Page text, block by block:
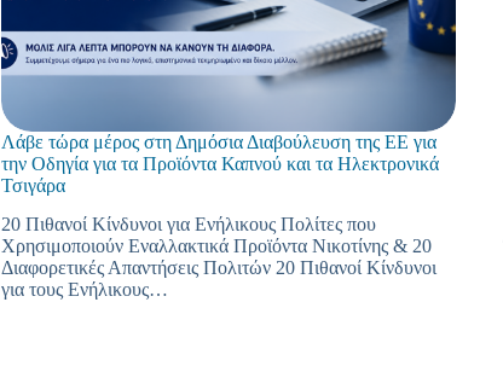
Λάβε τώρα μέρος στη Δημόσια Διαβούλευση της ΕΕ για
την Οδηγία για τα Προϊόντα Καπνού και τα Ηλεκτρονικά
Τσιγάρα
20 Πιθανοί Κίνδυνοι για Ενήλικους Πολίτες που
Χρησιμοποιούν Εναλλακτικά Προϊόντα Νικοτίνης & 20
Διαφορετικές Απαντήσεις Πολιτών 20 Πιθανοί Κίνδυνοι
για τους Ενήλικους…